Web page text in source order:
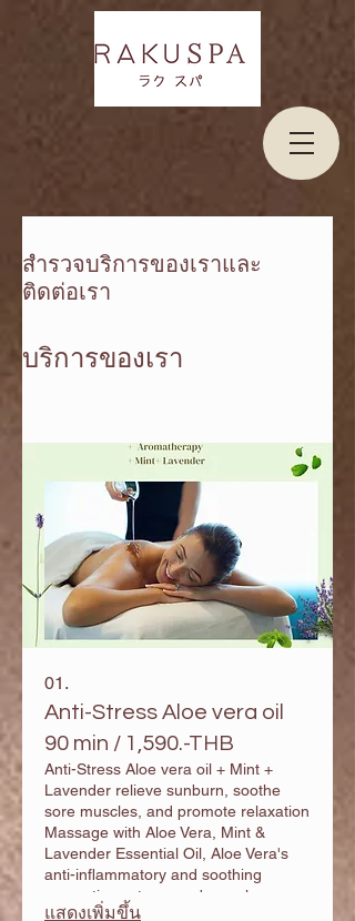
สำรวจบริการของเราและ
ติดต่อเรา
บริการของเรา
01.
Anti-Stress Aloe vera oil
90 min / 1,590.-THB
Anti-Stress Aloe vera oil + Mint +
Lavender relieve sunburn, ​soothe
sore muscles, and promote relaxation
Massage with Aloe Vera, Mint &
Lavender Essential Oil, Aloe Vera's
anti-inflammatory and soothing
properties , stress and muscle
tension 90 min/ 1,590.- 120 min /
แสดงเพิ่มขึ้น